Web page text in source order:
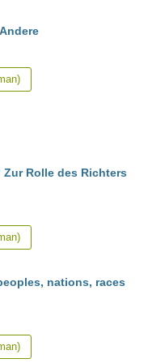
Rolle des Richters
nations, races